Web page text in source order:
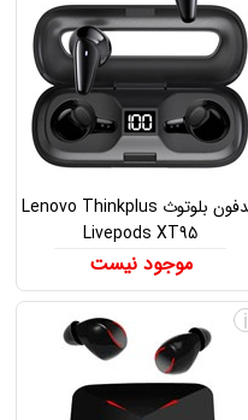
هدفون بلوتوث Lenovo Thinkplus
Livepods XT95
موجود نیست
i